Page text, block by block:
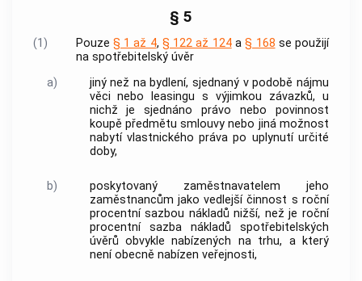
§ 5
(1) Pouze § 1 až 4, § 122 až 124a§ 168 se použijí
na spotřebitelský úvěr
a)
jiný než na bydlení, sjednaný v podobě nájmu
věci nebo leasingu s výjimkou závazků, u
nichž je sjednáno právo nebo povinnost
koupě předmětu smlouvy nebo jiná možnost
nabytí vlastnického práva po uplynutí určité
doby,
b)
poskytovaný zaměstnavatelem jeho
zaměstnancům jako vedlejší činnost s roční
procentní sazbou nákladů nižší, než je roční
procentní sazba nákladů
spotřebitelských
úvěrů obvykle nabízených na trhu, a který
není obecně nabízen veřejnosti,